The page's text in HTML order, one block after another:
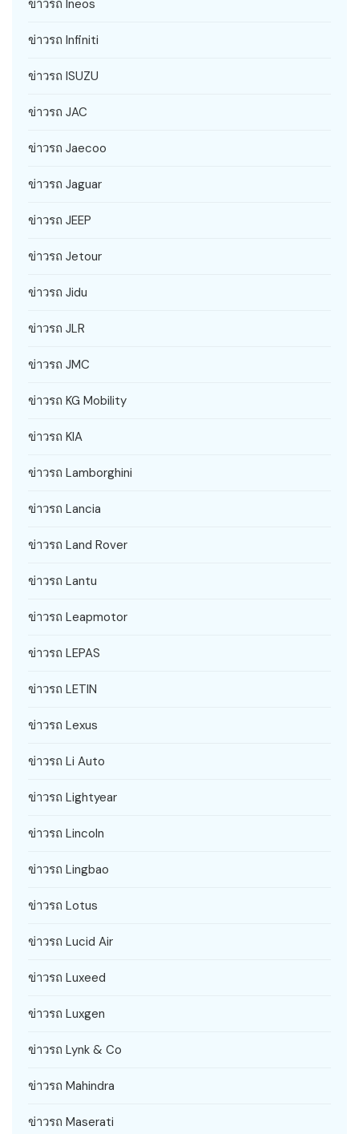
ข่าวรถ Ineos
ข่าวรถ Infiniti
ข่าวรถ ISUZU
ข่าวรถ JAC
ข่าวรถ Jaecoo
ข่าวรถ Jaguar
ข่าวรถ JEEP
ข่าวรถ Jetour
ข่าวรถ Jidu
ข่าวรถ JLR
ข่าวรถ JMC
ข่าวรถ KG Mobility
ข่าวรถ KIA
ข่าวรถ Lamborghini
ข่าวรถ Lancia
ข่าวรถ Land Rover
ข่าวรถ Lantu
ข่าวรถ Leapmotor
ข่าวรถ LEPAS
ข่าวรถ LETIN
ข่าวรถ Lexus
ข่าวรถ Li Auto
ข่าวรถ Lightyear
ข่าวรถ Lincoln
ข่าวรถ Lingbao
ข่าวรถ Lotus
ข่าวรถ Lucid Air
ข่าวรถ Luxeed
ข่าวรถ Luxgen
ข่าวรถ Lynk & Co
ข่าวรถ Mahindra
ข่าวรถ Maserati